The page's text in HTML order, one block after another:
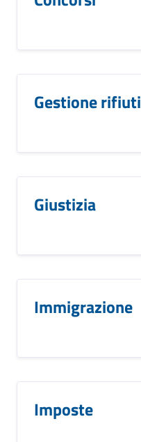
Gestione rifiuti
Giustizia
Immigrazione
Imposte